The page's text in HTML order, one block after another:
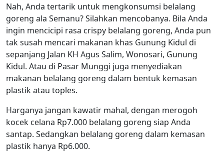
Nah, Anda tertarik untuk mengkonsumsi belalang
goreng ala Semanu? Silahkan mencobanya. Bila Anda
ingin mencicipi rasa crispy belalang goreng, Anda pun
tak susah mencari makanan khas Gunung Kidul di
sepanjang Jalan KH Agus Salim, Wonosari, Gunung
Kidul. Atau di Pasar Munggi juga menyediakan
makanan belalang goreng dalam bentuk kemasan
plastik atau toples.
Harganya jangan kawatir mahal, dengan merogoh
kocek celana Rp7.000 belalang goreng siap Anda
santap. Sedangkan belalang goreng dalam kemasan
plastik hanya Rp6.000.